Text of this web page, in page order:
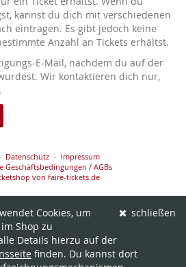
kannst du dich mit verschiedenen
eintragen. Es gibt jedoch keine
Anzahl an Tickets erhältst.
E-Mail, nachdem du auf der
Wir kontaktieren dich nur,
Datenschutz
Impressum
Geschäftsbedingungen / AGBs
von faire-tickets.de
schließen
Cookies, um
Shop zu
Details hierzu auf der
finden. Du kannst dort